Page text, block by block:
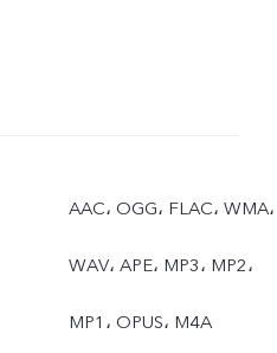
AAC‏، OGG، ‏FLAC، ‏WMA،
‏MP1، ‏OPUS، ‏M4A